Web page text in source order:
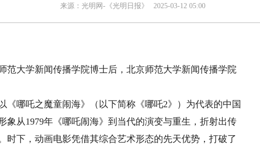
来源： 光明网-《光明日报》 2025-03-12 05:00
大学新闻传播学院博士后，北京师范大学新闻传播学院
哪吒之魔童闹海》（以下简称《哪吒2》）为代表的中国
象从1979年《哪吒闹海》到当代的演变与重生，折射出传
时下，动画电影凭借其综合艺术形态的先天优势，打破了